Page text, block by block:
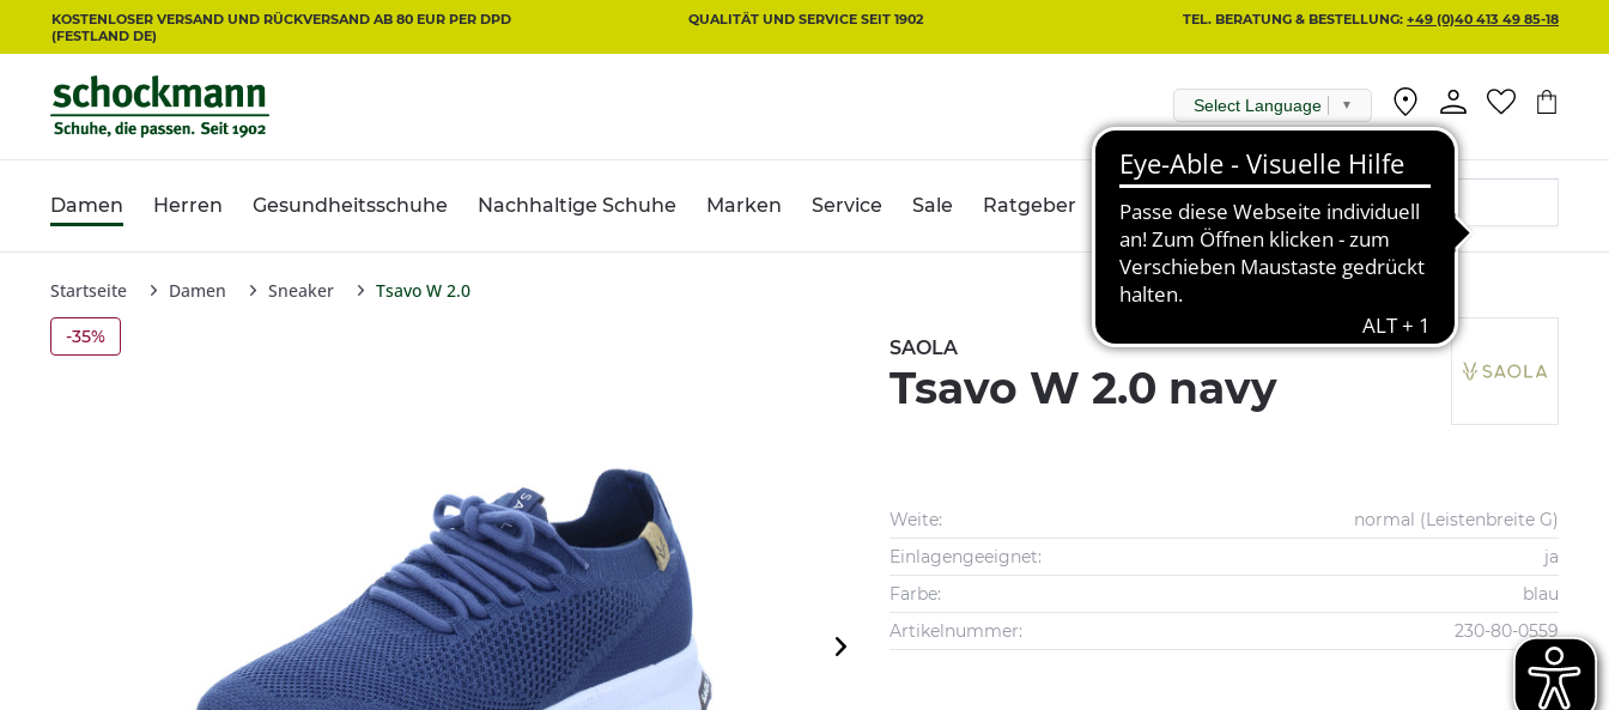
KOSTENLOSER VERSAND UND RÜCKVERSAND AB 80 EUR PER DPD
(FESTLAND DE)
QUALITÄT UND SERVICE SEIT 1902 TEL. BERATUNG & BESTELLUNG: +49 (0)40 413 49 85-18
Select Language ▼
Damen Herren Gesundheitsschuhe Nachhaltige Schuhe Marken Service Sale Ratgeber
Startseite Damen Sneaker Tsavo W 2.0
-35% SAOLA
Tsavo W 2.0 navy
Weite:
normal (Leistenbreite G)
Einlagengeeignet:
ja
Farbe:
blau
Artikelnummer:
230-80-0559